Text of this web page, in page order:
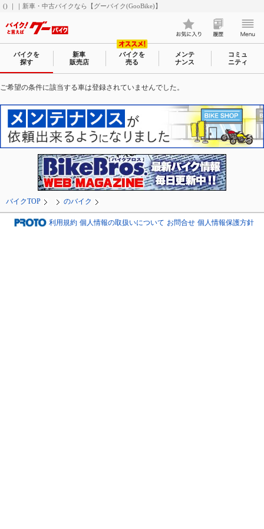
() ｜｜新車・中古バイクなら【グーバイク(GooBike)】
バイクを
探す
新車
販売店
バイクを
売る
メンテ
ナンス
コミュ
ニティ
ご希望の条件に該当する車は登録されていませんでした。
バイクTOP のバイク
利用規約 個人情報の取扱いについて お問合せ 個人情報保護方針